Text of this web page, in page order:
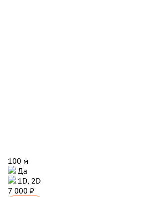
100 м
Да
1D, 2D
7 000 ₽